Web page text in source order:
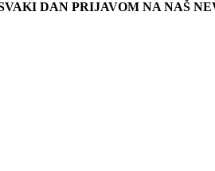
DAN PRIJAVOM NA NAŠ